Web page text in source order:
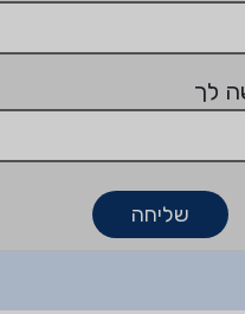
לך
שליחה